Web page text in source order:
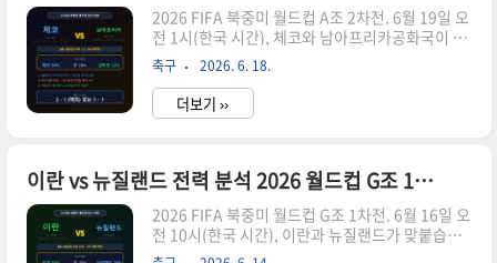
히며 승점 3점을 챙기지 못했습니다. 보스니아는
캐나다전에서 전반 21분 세아드 콜라시나츠의 헤
더 연결을 요보 루키치가 마무리하며 선제골을 뽑
아냈지만, 후반 33분 카일 래린에게 동점골을 내주
며 역시 무승부에 ..
2026 FIFA 북중미 월드컵 A조 2차전. 6월 19일 오
전 1시(한국 시간), 체코와 남아프리카공화국이 맞
붙습니다. 두 팀 모두 1차전에서 충격적인 결과를
받아들였습니다. 체코는 한국에게 1-2로 역전패했
고, 남아공은 개최국 멕시코에게 0-2로 무릎을 꿇
었습니다. 발등에 불이 떨어진 두 팀의 생존을 건 맞
앞서갔지만 한국 중원의 패스 플레이를 감당하지
못하고 연속골을 내주며 무너졌습니다. 패배했지
만 세트피스에서의 제공권 위력만큼은 확실히 증명
했습니다. 남아공은 멕시코에 0-2로 패하며 객관적
인 전력 차이를 그대로 드러냈습니다. 체코 입장에
축구 2026. 6. 18.
더보기 ››
이란 vs 뉴질랜드 전력 분석 2026 월드컵 G조 1차전 승부 예측과 관전 포인트
2026 FIFA 북중미 월드컵 G조 1차전. 6월 16일 오
전 10시(한국 시간), 이란과 뉴질랜드가 맞붙습니
다. 같은 날 새벽 4시 벨기에 vs 이집트라는 빅매치